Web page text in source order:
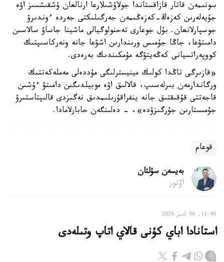
سونىمەن قاتار قازاقستاندا جولاۋشىلارعا ارنالعان ۇشقىشسىز اۋە
جۇيەلەرىن كەزەڭ-كەزەڭىمەن جەرگىلىكتى جەردە ءوندىرۋ
جوسپارلانعان. بۇل جوعارى تەحنولوگيالى ماشينا جاساۋ سالاسىن
دامىتۋعا، جاڭا جۇمىس ورىندارىن اشۋعا جانە ونەركاسىپتىك
كووپەراتسيانى كەڭەيتۋگە مۇمكىندىك بەرەدى.
«قازىرگى تاڭدا كولىك مينيسترلىگى مۇددەلى مەملەكەتتىك
ورگاندارمەن بىرلەسىپ، قالالىق اۋە موبيلدىگىن دامىتۋ ءۇشىن
قاجەتتى قۇقىقتىق جانە ينفراقۇرىلىمدىق نەگىزدى قالىپتاستىرۋ
جۇمىستارىن جۇرگىزۋدە»، - دەلىنگەن حابارلامادا.
قوعام
بەيسەن سۇلتان
اۆتور
11:40, 06 تامىز 2026
استانادا اباي كۇنى قالاي اتاپ وتىلەدى